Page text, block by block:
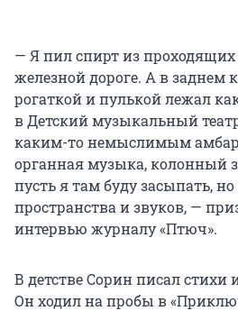
— Я пил спирт из проходящих
железной дороге. А в заднем
рогаткой и пулькой лежал
в Детский музыкальный
каким-то немыслимым
органная музыка, колонный
пусть я там буду засыпать,
пространства и звуков, —
интервью журналу «Птюч».
В детстве Сорин писал стихи
Он ходил на пробы в